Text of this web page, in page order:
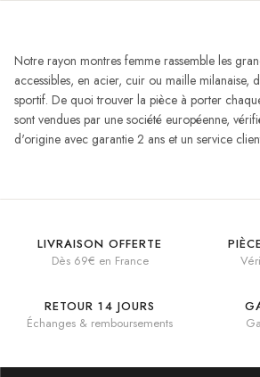
Notre rayon montres femme rassemble les
accessibles, en acier, cuir ou maille milanaise,
sportif. De quoi trouver la pièce à porter
sont vendues par une société européenne,
d'origine avec garantie 2 ans et un service
LIVRAISON OFFERTE
Dès 69€ en France
RETOUR 14 JOURS
Échanges & remboursements